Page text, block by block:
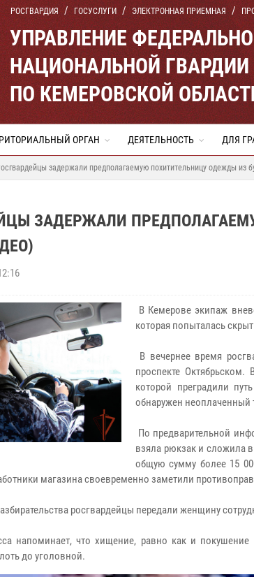
РОСГВАРДИЯ ГОСУСЛУГИ ЭЛЕКТРОННАЯ ПРИЕМНАЯ
УПРАВЛЕНИЕ
НАЦИОНАЛЬНОЙ
ПО КЕМЕРОВСКОЙ
ОРГАН ДЕЯТЕЛЬНОСТЬ ДЛЯ
задержали предполагаемую похитительницу одежды из
ЗАДЕРЖАЛИ
В Кемерове экипаж
которая попыталась
В вечернее время
проспекте
которой преградили
обнаружен неоплаченный
По предварительной
взяла рюкзак и сложила
общую сумму более 15
магазина своевременно заметили
росгвардейцы передали женщину
напоминает, что хищение, равно как и
до уголовной.